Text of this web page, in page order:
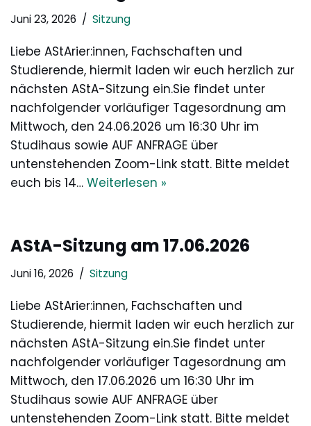
Juni 23, 2026 Sitzung
Liebe AStArier:innen, Fachschaften und
Studierende, hiermit laden wir euch herzlich zur
nächsten AStA-Sitzung ein.Sie findet unter
nachfolgender vorläufiger Tagesordnung am
Mittwoch, den 24.06.2026 um 16:30 Uhr im
Studihaus sowie AUF ANFRAGE über
untenstehenden Zoom-Link statt. Bitte meldet
euch bis 14… Weiterlesen »
AStA-Sitzung am 17.06.2026
Juni 16, 2026 Sitzung
Liebe AStArier:innen, Fachschaften und
Studierende, hiermit laden wir euch herzlich zur
nächsten AStA-Sitzung ein.Sie findet unter
nachfolgender vorläufiger Tagesordnung am
Mittwoch, den 17.06.2026 um 16:30 Uhr im
Studihaus sowie AUF ANFRAGE über
untenstehenden Zoom-Link statt. Bitte meldet